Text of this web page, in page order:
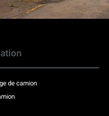
de camion